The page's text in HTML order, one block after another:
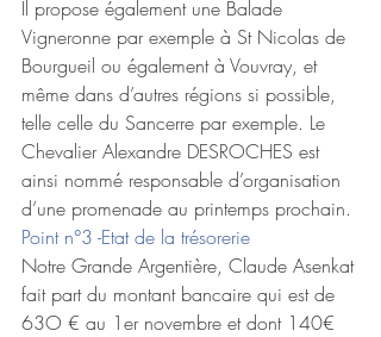
Il propose également une Balade
Vigneronne par exemple à St Nicolas de
Bourgueil ou également à Vouvray, et
même dans d’autres régions si possible,
telle celle du Sancerre par exemple. Le
Chevalier Alexandre DESROCHES est
ainsi nommé responsable d’organisation
d’une promenade au printemps prochain.
Point n°3 -Etat de la trésorerie
Notre Grande Argentière, Claude Asenkat
fait part du montant bancaire qui est de
63O € au 1er novembre et dont 140€